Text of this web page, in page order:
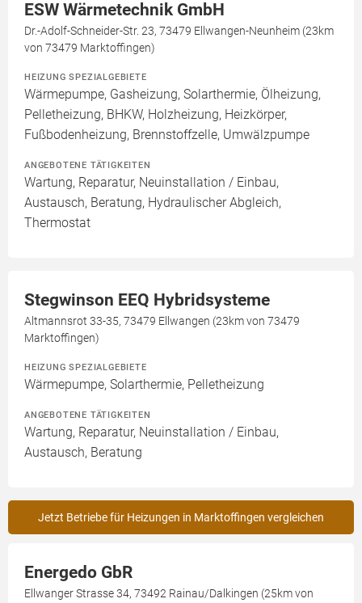
ESW Wärmetechnik GmbH
Dr.-Adolf-Schneider-Str. 23, 73479 Ellwangen-Neunheim (23km
von 73479 Marktoffingen)
HEIZUNG SPEZIALGEBIETE
Wärmepumpe, Gasheizung, Solarthermie, Ölheizung,
Pelletheizung, BHKW, Holzheizung, Heizkörper,
Fußbodenheizung, Brennstoffzelle, Umwälzpumpe
ANGEBOTENE TÄTIGKEITEN
Wartung, Reparatur, Neuinstallation / Einbau,
Austausch, Beratung, Hydraulischer Abgleich,
Thermostat
Stegwinson EEQ Hybridsysteme
Altmannsrot 33-35, 73479 Ellwangen (23km von 73479
Marktoffingen)
HEIZUNG SPEZIALGEBIETE
Wärmepumpe, Solarthermie, Pelletheizung
ANGEBOTENE TÄTIGKEITEN
Wartung, Reparatur, Neuinstallation / Einbau,
Austausch, Beratung
Jetzt Betriebe für Heizungen in Marktoffingen vergleichen
Energedo GbR
Ellwanger Strasse 34, 73492 Rainau/Dalkingen (25km von